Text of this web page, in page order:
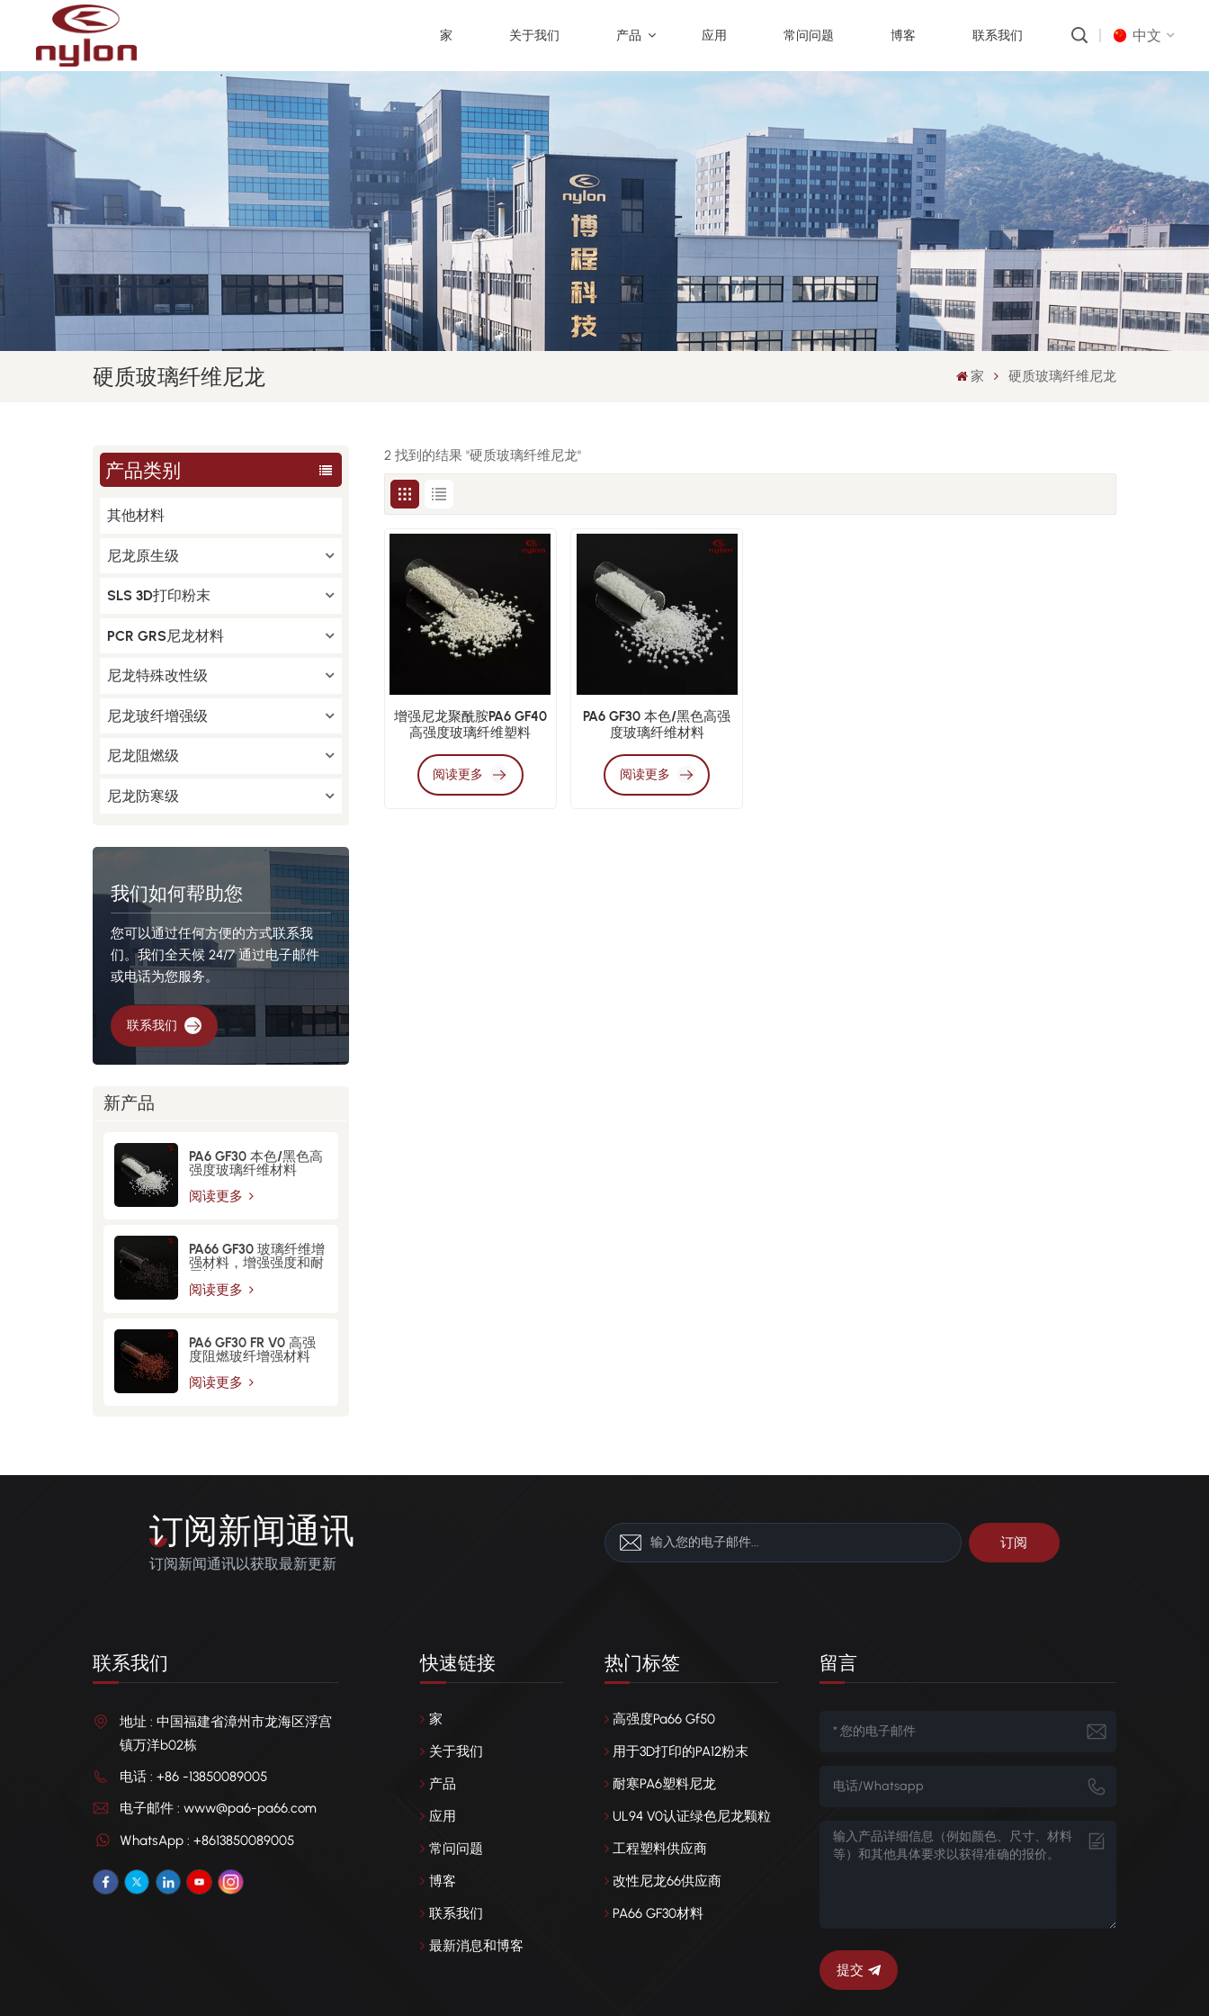
家 关于我们 产品 应用 常问问题 博客 联系我们 中文
русский
português
العربية
中文
硬质玻璃纤维尼龙 家 硬质玻璃纤维尼龙
产品类别
其他材料
尼龙原生级
SLS 3D打印粉末
PCR GRS尼龙材料
尼龙特殊改性级
尼龙玻纤增强级
尼龙阻燃级
尼龙防寒级
我们如何帮助您
您可以通过任何方便的方式联系我
们。我们全天候 24/7 通过电子邮件
或电话为您服务。
联系我们
新产品
PA6 GF30 本色/黑色高
强度玻璃纤维材料
阅读更多
PA66 GF30 玻璃纤维增​​
强材料，增强强度和耐
用性
阅读更多
PA6 GF30 FR V0 高强
度阻燃玻纤增强材料
阅读更多
2 找到的结果 "硬质玻璃纤维尼龙"
增强尼龙聚酰胺PA6 GF40
高强度玻璃纤维塑料
阅读更多
PA6 GF30 本色/黑色高强
度玻璃纤维材料
阅读更多
订阅新闻通讯
订阅新闻通讯以获取最新更新
联系我们
地址 : 中国福建省漳州市龙海区浮宫
镇万洋b02栋
电话 : +86 -13850089005
电子邮件 : www@pa6-pa66.com
WhatsApp : +8613850089005
快速链接
家
关于我们
产品
应用
常问问题
博客
联系我们
最新消息和博客
热门标签
高强度Pa66 Gf50
用于3D打印的PA12粉末
耐寒PA6塑料尼龙
UL94 V0认证绿色尼龙颗粒
工程塑料供应商
改性尼龙66供应商
PA66 GF30材料
留言
提交